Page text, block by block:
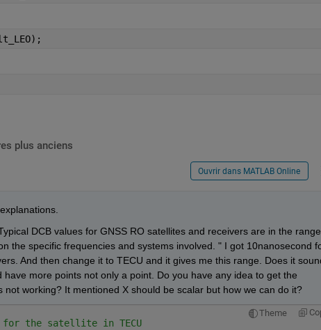
plus anciens
Ouvrir dans MATLAB Online
DCB values for GNSS RO satellites and receivers are in the range
the specific frequencies and systems involved. " I got 10nanosecond
And then change it to TECU and it gives me this range. Does it
more points not only a point. Do you have any idea to get the
working? It mentioned X should be scalar but how we can do it?
Theme
for the satellite in TECU